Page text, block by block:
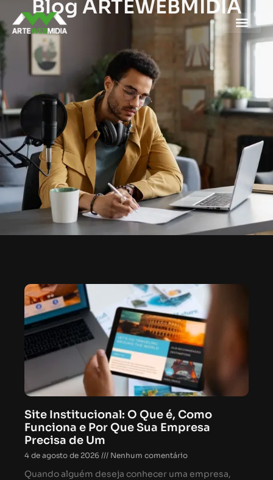
Blog ARTEWEBMIDIA
Site Institucional: O Que é, Como
Funciona e Por Que Sua Empresa
Precisa de Um
4 de agosto de 2026 Nenhum comentário
Quando alguém deseja conhecer uma empresa,